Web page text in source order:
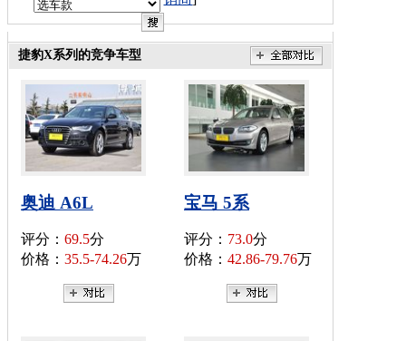
捷豹X系列的竞争车型
奥迪 A6L
评分： 69.5分
价格： 35.5-74.26万
宝马 5系
评分： 73.0分
价格： 42.86-79.76万